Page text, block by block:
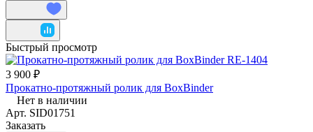
Быстрый просмотр
3 900 ₽
Прокатно-протяжный ролик для BoxBinder
Нет в наличии
Арт. SID01751
Заказать